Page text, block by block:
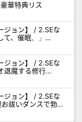
華特典リス
ジョン】 / 2.SEな
、催眠。」
ジョン】 / 2.SEな
退魔する修行
ジョン】 / 2.SEな
祓いダンスで勃起